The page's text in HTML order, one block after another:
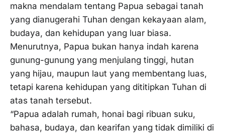
makna mendalam tentang Papua sebagai tanah
yang dianugerahi Tuhan dengan kekayaan alam,
budaya, dan kehidupan yang luar biasa.
Menurutnya, Papua bukan hanya indah karena
gunung-gunung yang menjulang tinggi, hutan
yang hijau, maupun laut yang membentang luas,
tetapi karena kehidupan yang dititipkan Tuhan di
atas tanah tersebut.
“Papua adalah rumah, honai bagi ribuan suku,
bahasa, budaya, dan kearifan yang tidak dimiliki di